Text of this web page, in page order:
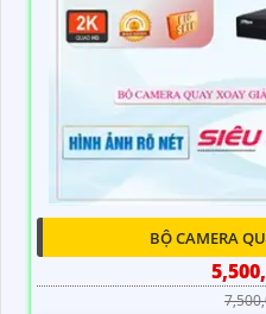
BỘ CAMERA